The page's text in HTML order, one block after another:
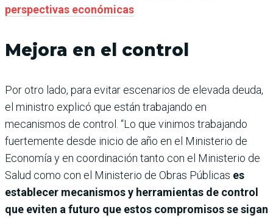
perspectivas económicas
Mejora en el control
Por otro lado, para evitar escenarios de elevada deuda,
el ministro explicó que están trabajando en
mecanismos de control. “Lo que vinimos trabajando
fuertemente desde inicio de año en el Ministerio de
Economía y en coordinación tanto con el Ministerio de
Salud como con el Ministerio de Obras Públicas es
establecer mecanismos y herramientas de control
que eviten a futuro que estos compromisos se sigan